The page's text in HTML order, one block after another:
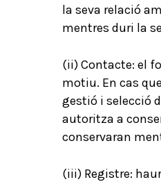
la seva relació
mentres duri la
(ii) Contacte: el
motiu. En cas
gestió i selecció
autoritza a
conservaran
(iii) Registre: